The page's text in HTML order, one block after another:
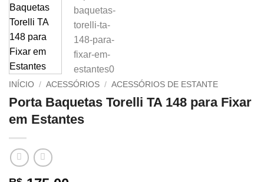
INÍCIO / ACESSÓRIOS / ACESSÓRIOS DE ESTANTE
Porta Baquetas Torelli TA 148 para Fixar
em Estantes